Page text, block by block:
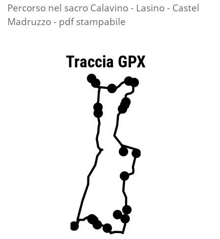
Percorso nel sacro Calavino - Lasino - Castel
Madruzzo - pdf stampabile